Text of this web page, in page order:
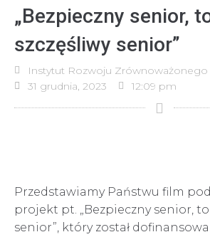
„Bezpieczny senior,
szczęśliwy senior”
Instytut Rozwoju Zrównoważonego
31 grudnia, 2023
12:09 pm
Przedstawiamy Państwu film
projekt pt. „Bezpieczny senior,
senior”, który został